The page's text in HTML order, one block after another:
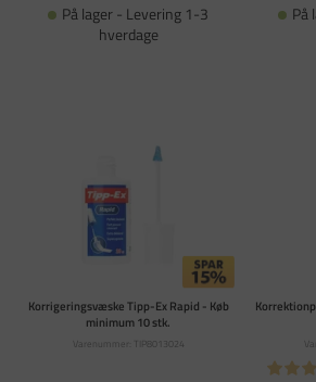
På lager - Levering 1-3
hverdage
På
Korrigeringsvæske Tipp-Ex Rapid - Køb
minimum 10 stk.
Varenummer: TIP8013024